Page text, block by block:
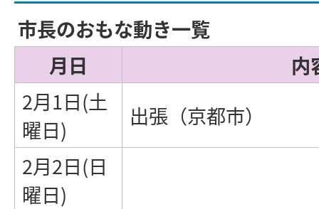
市長のおもな動き一覧
月日
内
2月1日(土
曜日)
出張（京都市）
2月2日(日
曜日)